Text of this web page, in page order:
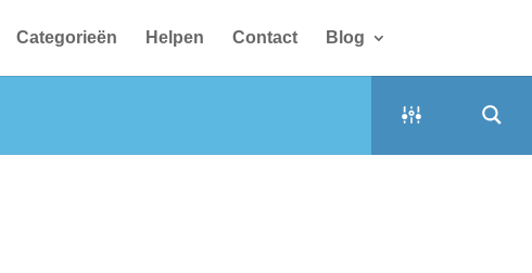
Categorieën Helpen Contact Blog